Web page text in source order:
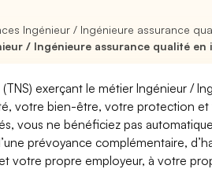
Ingénieur / Ingénieure assurance
/ Ingénieure assurance qualité en
exerçant le métier Ingénieur /
votre bien-être, votre protection
vous ne bénéficiez pas
prévoyance complémentaire,
votre propre employeur, à votre